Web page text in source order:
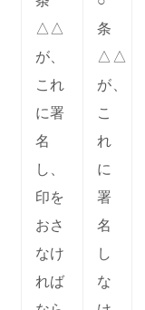
△△
が、
これ
に署
名
し、
印を
おさ
なけ
れば
条
△△
が、
こ
れ
に
署
名
し
な